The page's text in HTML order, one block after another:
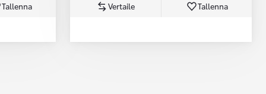
Tallenna Vertaile Tallenna